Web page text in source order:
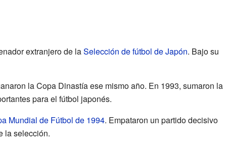
extranjero de laSelección de fútbol de Japón. Bajo su
la Copa Dinastía ese mismo año. En 1993, sumaron la
para el fútbol japonés.
Mundial de Fútbol de 1994. Empataron un partido decisivo
la selección.